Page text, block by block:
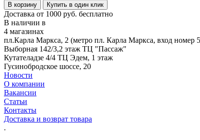
В корзину Купить в один клик
Доставка от 1000 руб. бесплатно
В наличии в
4 магазинах
пл.Карла Маркса, 2 (метро пл. Карла Маркса, вход номер
Выборная 142/3,2 этаж ТЦ "Пассаж"
Кутателадзе 4/4 ТЦ Эдем, 1 этаж
Гусинобродское шоссе, 20
Новости
О компании
Вакансии
Статьи
Контакты
Доставка и возврат товара
.